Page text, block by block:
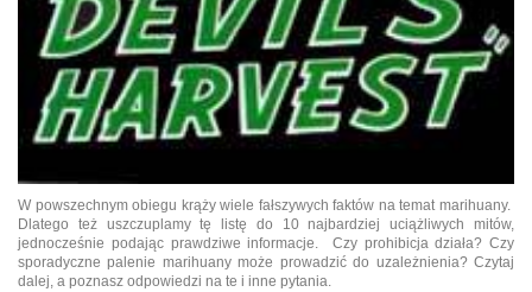
W powszechnym obiegu krąży wiele fałszywych faktów na temat marihuany.
Dlatego też uszczuplamy tę listę do 10 najbardziej uciążliwych mitów,
jednocześnie podając prawdziwe informacje. Czy prohibicja działa? Czy
sporadyczne palenie marihuany może prowadzić do uzależnienia? Czytaj
dalej, a poznasz odpowiedzi na te i inne pytania.